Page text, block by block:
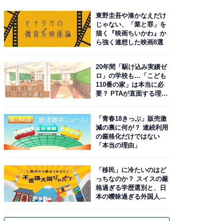
東野圭吾や湊かなえだけ
じゃない、「業と罪」を
描く『映画ちいかわ』か
ら強く連想した映画8選
20年間「駆け込み実績ゼ
ロ」の学校も…「こども
110番の家」は本当に必
要？ PTAが直面する理想
「青春18きっぷ」販売激
減の裏に何が？ 連続利用
の厳格化だけではない
「本当の理由」
「移民」に冷たいのはど
っちなのか？ スイスの厳
格過ぎる学歴選別と、日
本の曖昧過ぎる外国人政